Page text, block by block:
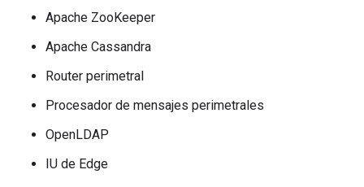
Apache ZooKeeper
Apache Cassandra
Router perimetral
Procesador de mensajes perimetrales
OpenLDAP
IU de Edge